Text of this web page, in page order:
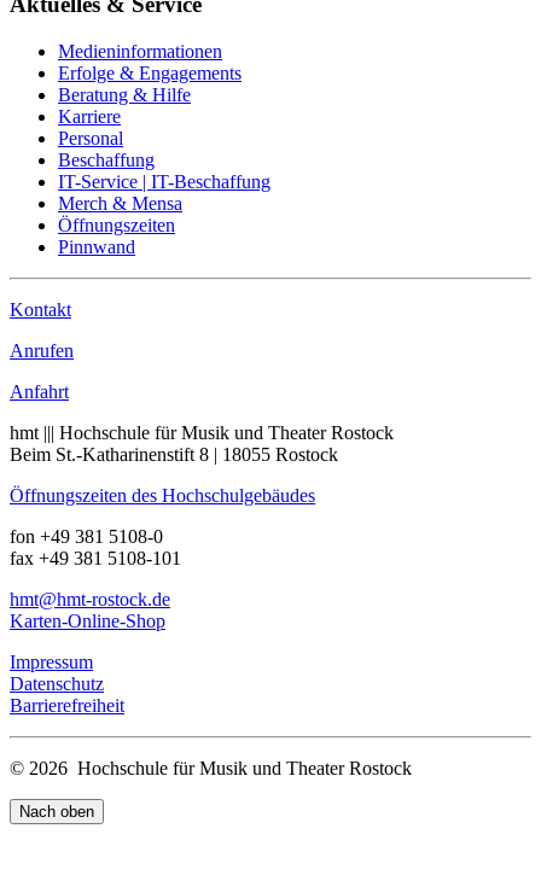
Medieninformationen
Erfolge & Engagements
Beratung & Hilfe
Karriere
Personal
Beschaffung
IT-Service | IT-Beschaffung
Merch & Mensa
Öffnungszeiten
Pinnwand
Kontakt
Anrufen
Anfahrt
hmt ||| Hochschule für Musik und Theater Rostock
Beim St.-Katharinenstift 8 | 18055 Rostock
Öffnungszeiten des Hochschulgebäudes
fon +49 381 5108-0
fax +49 381 5108-101
hmt@hmt-rostock.de
Karten-Online-Shop
Impressum
Datenschutz
Barrierefreiheit
© 2026 Hochschule für Musik und Theater Rostock
Nach oben